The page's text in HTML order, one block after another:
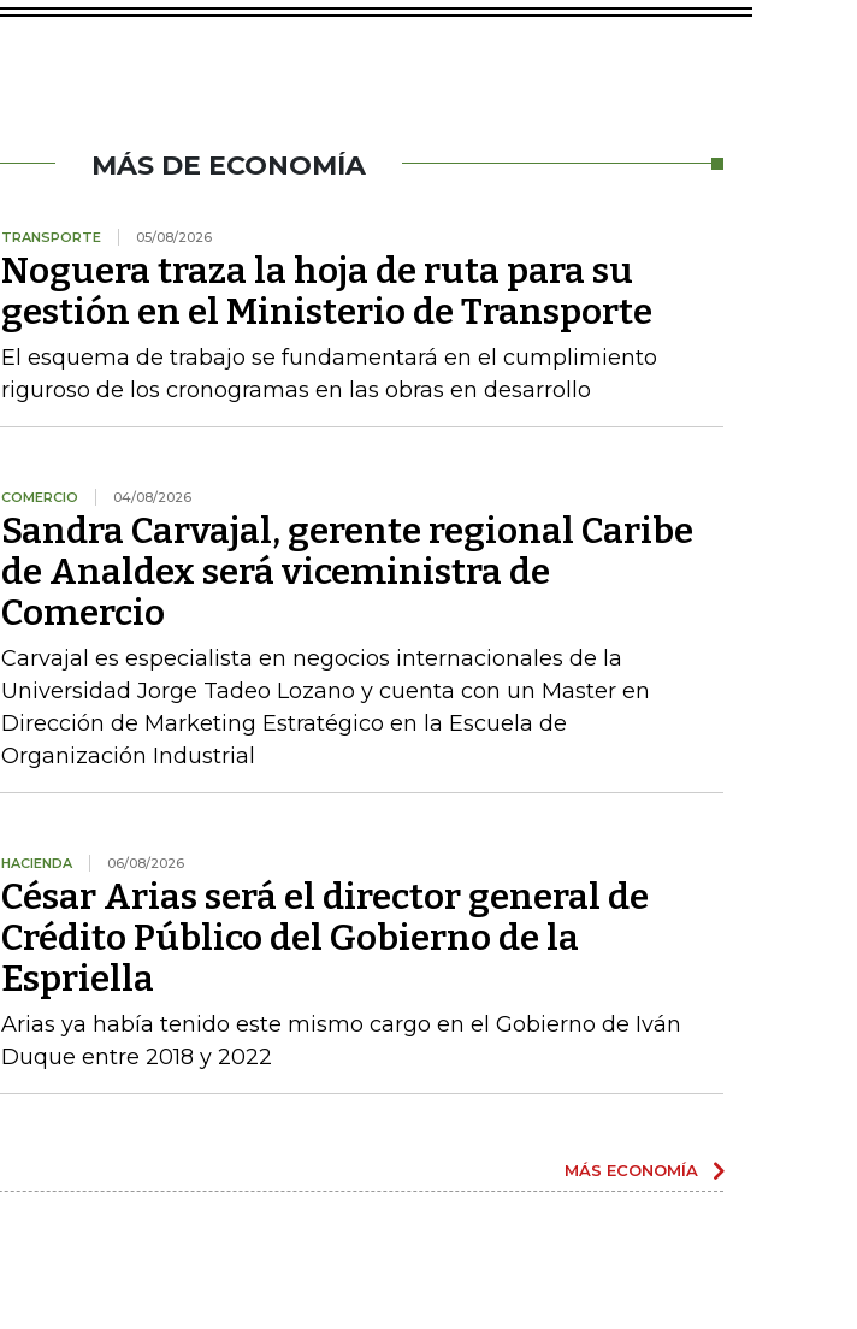
MÁS DE ECONOMÍA
TRANSPORTE 05/08/2026
Noguera traza la hoja de ruta para su
gestión en el Ministerio de Transporte
El esquema de trabajo se fundamentará en el cumplimiento
riguroso de los cronogramas en las obras en desarrollo
COMERCIO 04/08/2026
Sandra Carvajal, gerente regional Caribe
de Analdex será viceministra de
Comercio
Carvajal es especialista en negocios internacionales de la
Universidad Jorge Tadeo Lozano y cuenta con un Master en
Dirección de Marketing Estratégico en la Escuela de
Organización Industrial
HACIENDA 06/08/2026
César Arias será el director general de
Crédito Público del Gobierno de la
Espriella
Arias ya había tenido este mismo cargo en el Gobierno de Iván
Duque entre 2018 y 2022
MÁS ECONOMÍA